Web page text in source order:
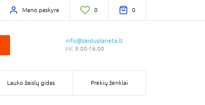
Mano paskyra 0 0
info@zaisluplaneta.lt
I-V: 9:00-16:00
Lauko žaislų gidas Prekių ženklai